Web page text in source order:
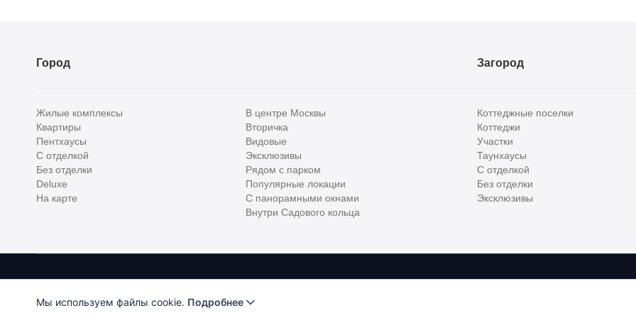
Детские сады
Поликлиники
Больницы
Город
Жилые комплексы
Квартиры
Пентхаусы
С отделкой
Без отделки
Deluxe
На карте
В центре Москвы
Вторичка
Видовые
Эксклюзивы
Рядом с парком
Популярные локации
С панорамными окнами
Внутри Садового кольца
Загород
Коттеджные поселки
Коттеджи
Участки
Таунхаусы
С отделкой
Без отделки
Эксклюзивы
Хантер. Оплачивая услуги, вы принимаете
Лицензионное соглашение
Мы используем файлы cookie. Подробнее